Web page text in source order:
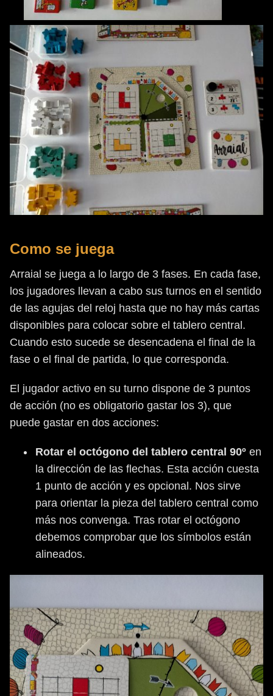
Como se juega
Arraial se juega a lo largo de 3 fases. En cada fase,
los jugadores llevan a cabo sus turnos en el sentido
de las agujas del reloj hasta que no hay más cartas
disponibles para colocar sobre el tablero central.
Cuando esto sucede se desencadena el final de la
fase o el final de partida, lo que corresponda.
El jugador activo en su turno dispone de 3 puntos
de acción (no es obligatorio gastar los 3), que
puede gastar en dos acciones:
Rotar el octógono del tablero central 90º en
la dirección de las flechas. Esta acción cuesta
1 punto de acción y es opcional. Nos sirve
para orientar la pieza del tablero central como
más nos convenga. Tras rotar el octógono
debemos comprobar que los símbolos están
alineados.